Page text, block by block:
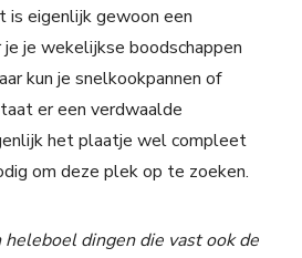
is eigenlijk gewoon een
je wekelijkse boodschappen
kun je snelkookpannen of
er een verdwaalde
het plaatje wel compleet
om deze plek op te zoeken.
heleboel dingen die vast ook de